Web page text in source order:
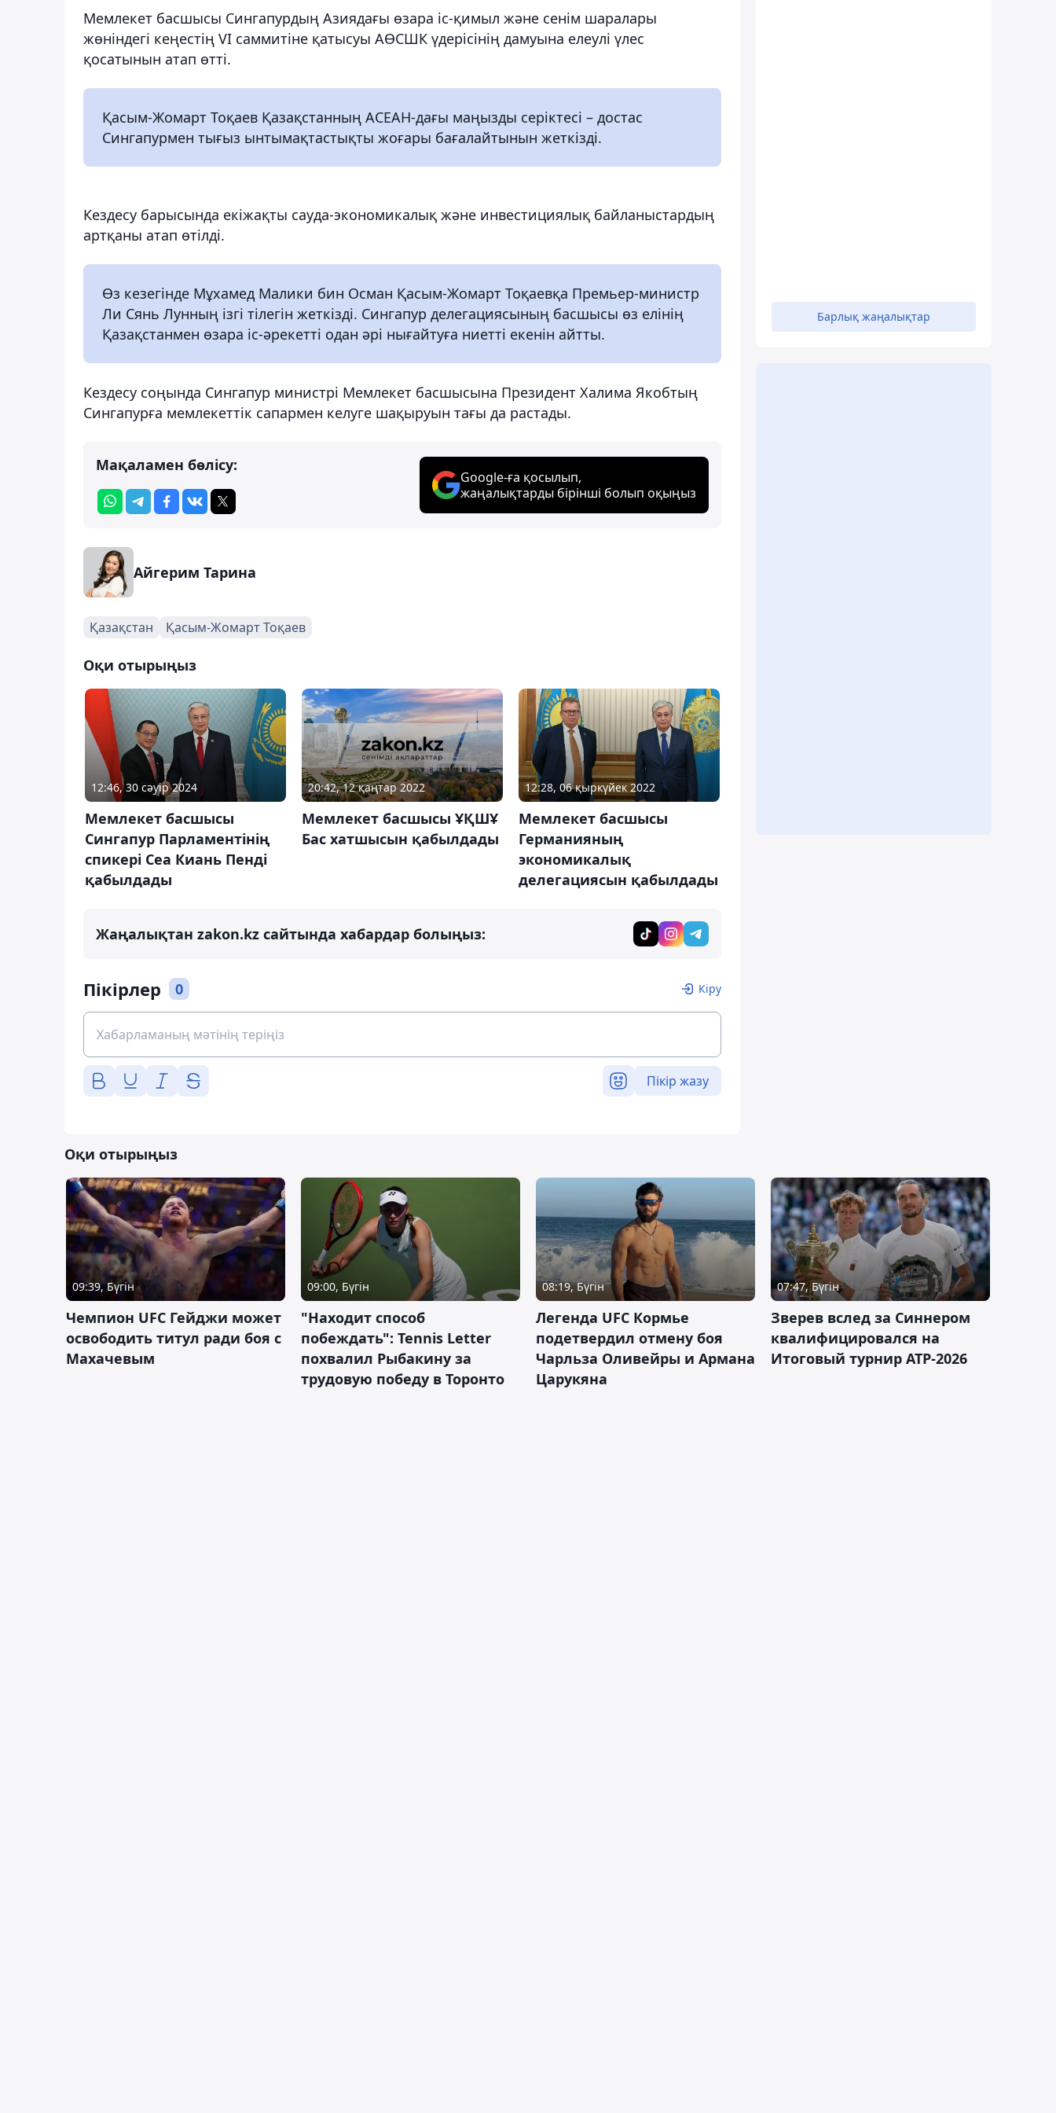
Мемлекет басшысы Сингапурдың Азиядағы өзара іс-қимыл және сенім шаралары
жөніндегі кеңестің VI саммитіне қатысуы АӨСШК үдерісінің дамуына елеулі үлес
қосатынын атап өтті.
Қасым-Жомарт Тоқаев Қазақстанның АСЕАН-дағы маңызды серіктесі – достас
Сингапурмен тығыз ынтымақтастықты жоғары бағалайтынын жеткізді.
Кездесу барысында екіжақты сауда-экономикалық және инвестициялық байланыстардың
артқаны атап өтілді.
Өз кезегінде Мұхамед Малики бин Осман Қасым-Жомарт Тоқаевқа Премьер-министр
Ли Сянь Лунның ізгі тілегін жеткізді. Сингапур делегациясының басшысы өз елінің
Қазақстанмен өзара іс-әрекетті одан әрі нығайтуға ниетті екенін айтты.
Кездесу соңында Сингапур министрі Мемлекет басшысына Президент Халима Якобтың
Сингапурға мемлекеттік сапармен келуге шақыруын тағы да растады.
Мақаламен бөлісу:
Google-ға қосылып,
жаңалықтарды бірінші болып оқыңыз
Айгерим Тарина
Қазақстан Қасым-Жомарт Тоқаев
Оқи отырыңыз
12:46, 30 сәуір 2024
Мемлекет басшысы
Сингапур Парламентінің
спикері Сеа Киань Пенді
қабылдады
20:42, 12 қаңтар 2022
Мемлекет басшысы ҰҚШҰ
Бас хатшысын қабылдады
12:28, 06 қыркүйек 2022
Мемлекет басшысы
Германияның
экономикалық
делегациясын қабылдады
Жаңалықтан zakon.kz сайтында хабардар болыңыз:
Пікірлер 0 Кіру
Пікір жазу
Барлық жаңалықтар
Оқи отырыңыз
09:39, Бүгін
Чемпион UFC Гейджи может
освободить титул ради боя с
Махачевым
09:00, Бүгін
"Находит способ
побеждать": Tennis Letter
похвалил Рыбакину за
трудовую победу в Торонто
08:19, Бүгін
Легенда UFC Кормье
подетвердил отмену боя
Чарльза Оливейры и Армана
Царукяна
07:47, Бүгін
Зверев вслед за Синнером
квалифицировался на
Итоговый турнир ATP-2026